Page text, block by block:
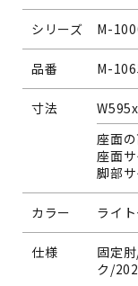
シリーズ M-
品番 M-
寸法
座面
座面
脚部
カラー ライ
仕様
固定
ク/